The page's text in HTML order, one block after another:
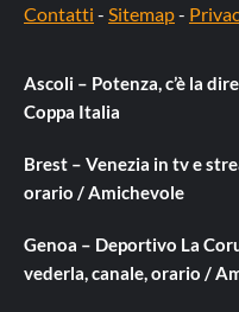
Contatti - Sitemap-
Ascoli – Potenza, c’è la
Coppa Italia
Brest – Venezia in tv e
orario / Amichevole
Genoa – Deportivo La
vederla, canale, orario /